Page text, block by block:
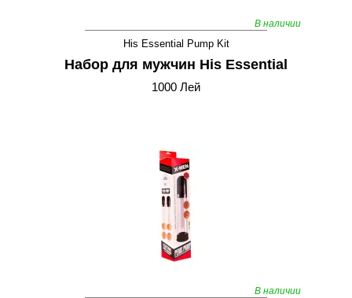
В наличии
His Essential Pump Kit
Набор для мужчин His Essential
1000 Лей
В наличии